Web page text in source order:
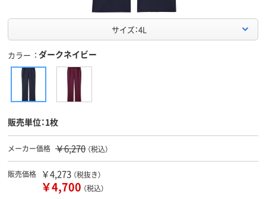
サイズ：4L
カラー ダークネイビー
販売単位：1枚
メーカー価格 ￥6,270 （税込）
販売価格 ￥4,273 （税抜き）
￥4,700 （税込）